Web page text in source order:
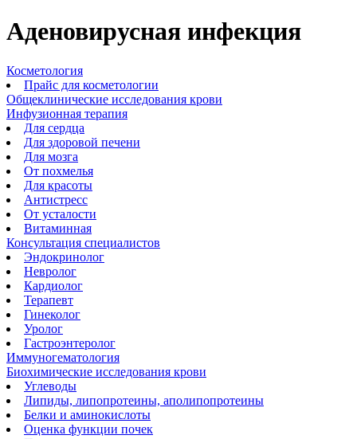
Аденовирусная инфекция
Косметология
Прайс для косметологии
Общеклинические исследования крови
Инфузионная терапия
Для сердца
Для здоровой печени
Для мозга
От похмелья
Для красоты
Антистресс
От усталости
Витаминная
Консультация специалистов
Эндокринолог
Невролог
Кардиолог
Терапевт
Гинеколог
Уролог
Гастроэнтеролог
Иммуногематология
Биохимические исследования крови
Углеводы
Липиды, липопротеины, аполипопротеины
Белки и аминокислоты
Оценка функции почек